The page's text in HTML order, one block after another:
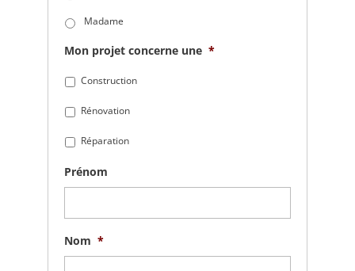
Madame
Mon projet concerne une *
Construction
Rénovation
Réparation
Prénom
Nom *